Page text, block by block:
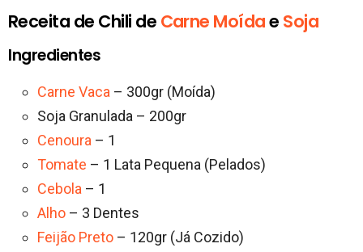
Receita de Chili de Carne Moídae Soja
Ingredientes
Carne Vaca – 300gr (Moída)
Soja Granulada – 200gr
Cenoura – 1
Tomate – 1 Lata Pequena (Pelados)
Cebola – 1
Alho – 3 Dentes
Feijão Preto – 120gr (Já Cozido)